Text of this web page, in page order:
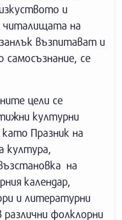
и
читалищата на
възпитават и
се
цели се
културни
Празник на
култура,
на
календар,
и литературни
фолклорни